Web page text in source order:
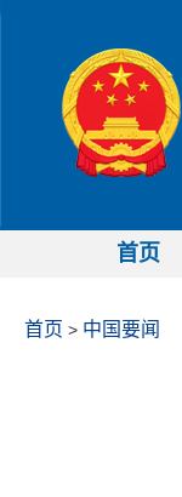
首页
首页 > 中国要闻